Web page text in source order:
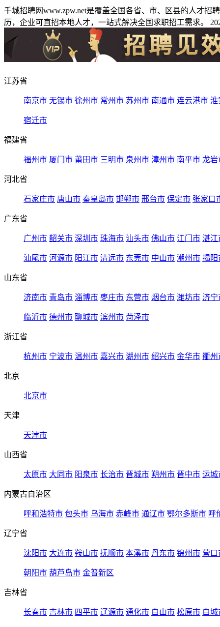
千城招聘网www.zpw.net是覆盖全国各省、市、区县的人才
历，企业可直招本地人才，一站式解决全国求职招工需求。
江苏省
南京市 无锡市 徐州市 常州市 苏州市 南通市 连云港市 淮
宿迁市
福建省
福州市 厦门市 莆田市 三明市 泉州市 漳州市 南平市 龙岩
河北省
石家庄市 唐山市 秦皇岛市 邯郸市 邢台市 保定市 张家口
广东省
广州市 韶关市 深圳市 珠海市 汕头市 佛山市 江门市 湛江
汕尾市 河源市 阳江市 清远市 东莞市 中山市 潮州市 揭阳
山东省
济南市 青岛市 淄博市 枣庄市 东营市 烟台市 潍坊市 济宁
临沂市 德州市 聊城市 滨州市 菏泽市
浙江省
杭州市 宁波市 温州市 嘉兴市 湖州市 绍兴市 金华市 衢州
北京
北京市
天津
天津市
山西省
太原市 大同市 阳泉市 长治市 晋城市 朔州市 晋中市 运城
内蒙古自治区
呼和浩特市 包头市 乌海市 赤峰市 通辽市 鄂尔多斯市 呼
辽宁省
沈阳市 大连市 鞍山市 抚顺市 本溪市 丹东市 锦州市 营口
朝阳市 葫芦岛市 金普新区
吉林省
长春市 吉林市 四平市 辽源市 通化市 白山市 松原市 白城